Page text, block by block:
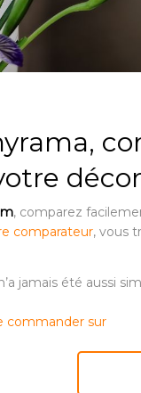
, comparez
comparateur, vous
jamais été aussi
commander sur